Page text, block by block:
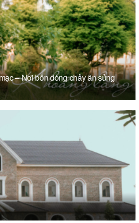
– Nơi bốn dòng chảy ân sủng